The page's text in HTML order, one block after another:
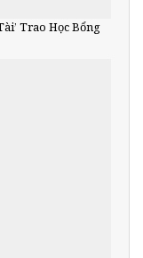
Trao Học Bổng